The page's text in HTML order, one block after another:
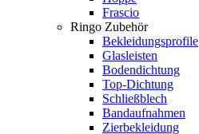
Frascio
Ringo Zubehör
Bekleidungsprofile
Glasleisten
Bodendichtung
Top-Dichtung
Schließblech
Bandaufnahmen
Zierbekleidung